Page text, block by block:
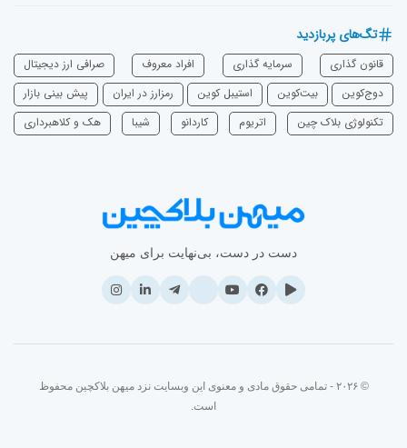
تگ‌های پربازدید
قانون گذاری سرمایه‌ گذاری افراد معروف
صرافی ارز دیجیتال
دوج‌کوین
بیت‌کوین استیبل کوین رمزارز در ایران
پیش بینی بازار
تکنولوژی بلاک چین
اتریوم ‌کاردانو شیبا هک و کلاهبرداری
دست در دست، بی‌نهایت برای میهن
© ۲۰۲۶ - تمامی حقوق مادی و معنوی این وبسایت نزد میهن بلاکچین محفوظ
است.